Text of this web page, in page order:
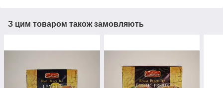
З цим товаром також замовляють